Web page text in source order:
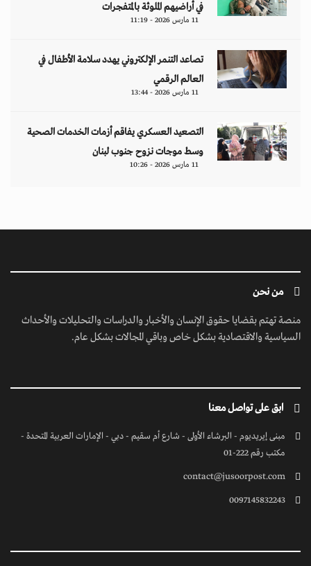
في أراضيهم الملوثة بالمتفجرات
11 مارس 2026 - 11:19
تصاعد التنمر الإلكتروني يهدد سلامة الأطفال في
العالم الرقمي
11 مارس 2026 - 13:44
التصعيد العسكري يفاقم أزمات الخدمات الصحية
وسط موجات نزوح جنوب لبنان
11 مارس 2026 - 10:26
من نحن
منصة تهتم بقضايا حقوق الإنسان والأخبار والدراسات والتحليلات والأحداث
السياسية والاقتصادية بشكل خاص وباقي المجالات بشكل عام.
ابق على تواصل معنا
مبنى إيريديوم - البرشاء الأولى - شارع أم سقيم - دبي - الإمارات العربية المتحدة -
مكتب رقم 222-01
contact@jusoorpost.com
0097145832243